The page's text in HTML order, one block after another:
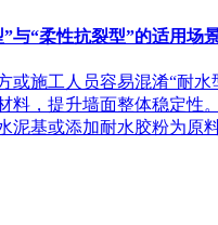
与“柔性抗裂型”的适用场
或施工人员容易混淆“耐
料，提升墙面整体稳定
泥基或添加耐水胶粉为原